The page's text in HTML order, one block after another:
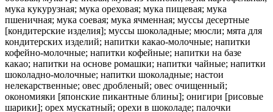
мука кукурузная; мука ореховая; мука пищевая; мука
пшеничная; мука соевая; мука ячменная; муссы десертные
[кондитерские изделия]; муссы шоколадные; мюсли; мята для
кондитерских изделий; напитки какао-молочные; напитки
кофейно-молочные; напитки кофейные; напитки на базе
какао; напитки на основе ромашки; напитки чайные; напитки
шоколадно-молочные; напитки шоколадные; настои
нелекарственные; овес дробленый; овес очищенный;
окономияки [японские пикантные блины]; онигири [рисовые
шарики]; орех мускатный; орехи в шоколаде; палочки